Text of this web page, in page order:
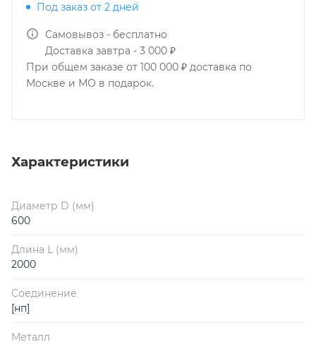
Под заказ от 2 дней
Самовывоз - бесплатно
Доставка завтра - 3 000 ₽
При общем заказе от 100 000 ₽ доставка по
Москве и МО в подарок.
Характеристики
Диаметр D (мм)
600
Длина L (мм)
2000
Соединение
[нп]
Металл